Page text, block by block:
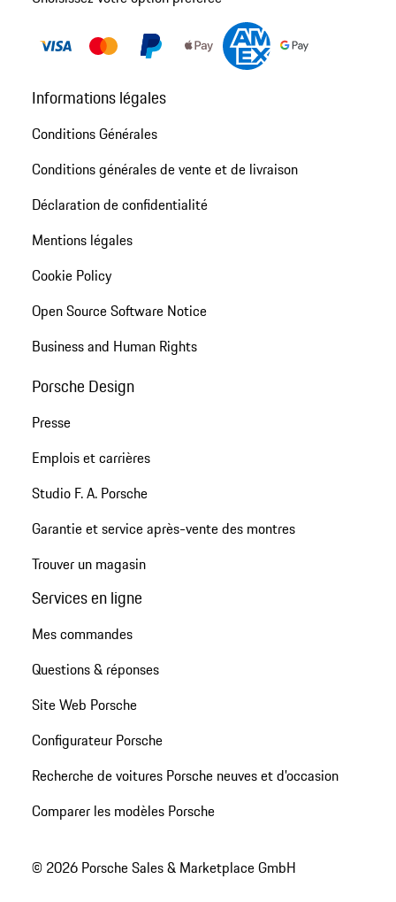
Informations légales
Conditions Générales
Conditions générales de vente et de livraison
Déclaration de confidentialité
Mentions légales
Cookie Policy
Open Source Software Notice
Business and Human Rights
Porsche Design
Presse
Emplois et carrières
Studio F. A. Porsche
Garantie et service après-vente des montres
Trouver un magasin
Services en ligne
Mes commandes
Questions & réponses
Site Web Porsche
Configurateur Porsche
Recherche de voitures Porsche neuves et d'occasion
Comparer les modèles Porsche
© 2026 Porsche Sales & Marketplace GmbH